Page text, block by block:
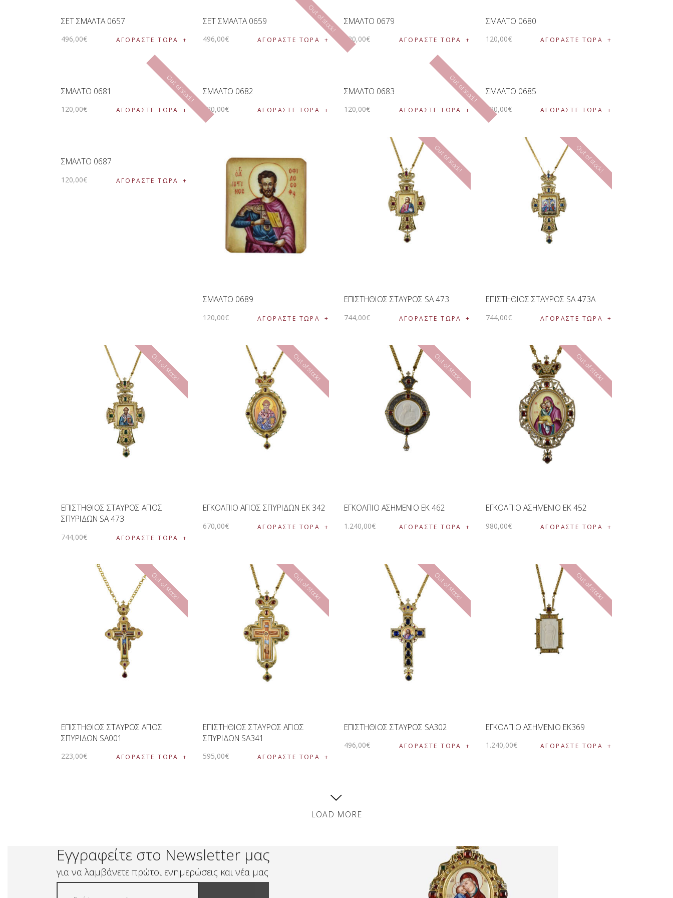
ΣΕΤ ΣΜΑΛΤΑ 0657
496,00€ ΑΓΟΡΑΣΤΕ ΤΩΡΑ
Out of stock!
ΣΕΤ ΣΜΑΛΤΑ 0659
496,00€ ΑΓΟΡΑΣΤΕ ΤΩΡΑ
ΣΜΑΛΤΟ 0679
120,00€ ΑΓΟΡΑΣΤΕ ΤΩΡΑ
ΣΜΑΛΤΟ 0680
120,00€ ΑΓΟΡΑΣΤΕ ΤΩΡΑ
Out of stock!
ΣΜΑΛΤΟ 0681
120,00€ ΑΓΟΡΑΣΤΕ ΤΩΡΑ
ΣΜΑΛΤΟ 0682
120,00€ ΑΓΟΡΑΣΤΕ ΤΩΡΑ
Out of stock!
ΣΜΑΛΤΟ 0683
120,00€ ΑΓΟΡΑΣΤΕ ΤΩΡΑ
ΣΜΑΛΤΟ 0685
120,00€ ΑΓΟΡΑΣΤΕ ΤΩΡΑ
ΣΜΑΛΤΟ 0687
120,00€ ΑΓΟΡΑΣΤΕ ΤΩΡΑ
ΣΜΑΛΤΟ 0689
120,00€ ΑΓΟΡΑΣΤΕ ΤΩΡΑ
Out of stock!
ΕΠΙΣΤΗΘΙΟΣ ΣΤΑΥΡΟΣ SA 473
744,00€ ΑΓΟΡΑΣΤΕ ΤΩΡΑ
Out of stock!
ΕΠΙΣΤΗΘΙΟΣ ΣΤΑΥΡΟΣ SA 473A
744,00€ ΑΓΟΡΑΣΤΕ ΤΩΡΑ
Out of stock!
ΕΠΙΣΤΗΘΙΟΣ ΣΤΑΥΡΟΣ ΑΓΙΟΣ
ΣΠΥΡΙΔΩΝ SA 473
744,00€ ΑΓΟΡΑΣΤΕ ΤΩΡΑ
Out of stock!
ΕΓΚΟΛΠΙΟ ΑΓΙΟΣ ΣΠΥΡΙΔΩΝ EK 342
670,00€ ΑΓΟΡΑΣΤΕ ΤΩΡΑ
Out of stock!
ΕΓΚΟΛΠΙΟ ΑΣΗΜΕΝΙΟ EK 462
1.240,00€ ΑΓΟΡΑΣΤΕ ΤΩΡΑ
Out of stock!
ΕΓΚΟΛΠΙΟ ΑΣΗΜΕΝΙΟ EK 452
980,00€ ΑΓΟΡΑΣΤΕ ΤΩΡΑ
Out of stock!
ΕΠΙΣΤΗΘΙΟΣ ΣΤΑΥΡΟΣ ΑΓΙΟΣ
ΣΠΥΡΙΔΩΝ SA001
223,00€ ΑΓΟΡΑΣΤΕ ΤΩΡΑ
Out of stock!
ΕΠΙΣΤΗΘΙΟΣ ΣΤΑΥΡΟΣ ΑΓΙΟΣ
ΣΠΥΡΙΔΩΝ SA341
595,00€ ΑΓΟΡΑΣΤΕ ΤΩΡΑ
Out of stock!
ΕΠΙΣΤΗΘΙΟΣ ΣΤΑΥΡΟΣ SA302
496,00€ ΑΓΟΡΑΣΤΕ ΤΩΡΑ
Out of stock!
ΕΓΚΟΛΠΙΟ ΑΣΗΜΕΝΙΟ EK369
1.240,00€ ΑΓΟΡΑΣΤΕ ΤΩΡΑ
LOAD MORE
Εγγραφείτε στο Newsletter μας
για να λαμβάνετε πρώτοι ενημερώσεις και νέα μας